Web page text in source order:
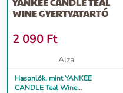
WINE GYERTYATARTÓ
2 090 Ft
Alza
Hasonlók, mint YANKEE
CANDLE Teal Wine